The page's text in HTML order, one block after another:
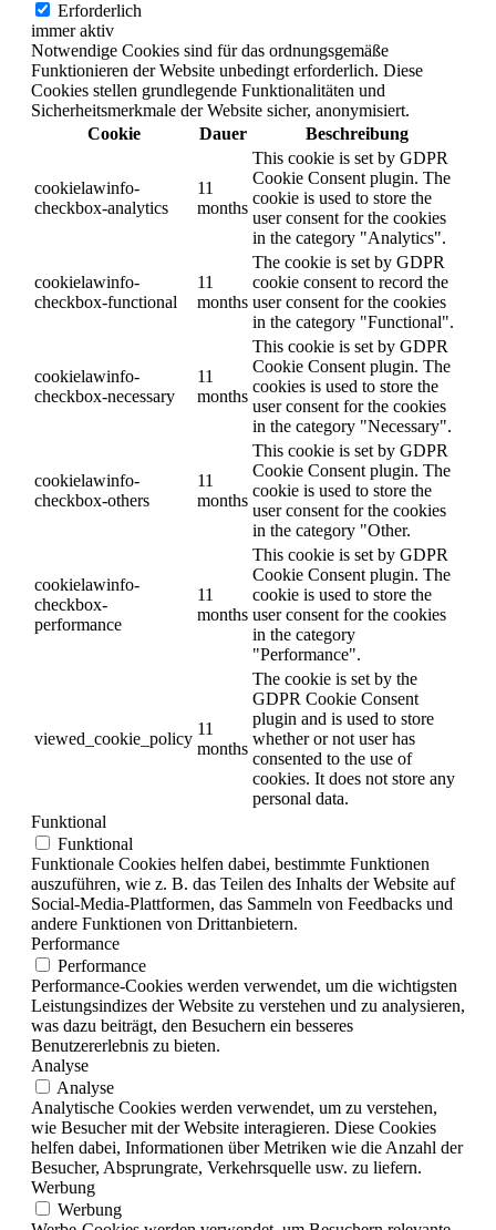
Erforderlich
immer aktiv
Notwendige Cookies sind für das ordnungsgemäße
Funktionieren der Website unbedingt erforderlich. Diese
Cookies stellen grundlegende Funktionalitäten und
Sicherheitsmerkmale der Website sicher, anonymisiert.
Cookie
Dauer Beschreibung
cookielawinfo-
checkbox-analytics
11
months
This cookie is set by GDPR
Cookie Consent plugin. The
cookie is used to store the
user consent for the cookies
in the category "Analytics".
cookielawinfo-
checkbox-functional
11
months
The cookie is set by GDPR
cookie consent to record the
user consent for the cookies
in the category "Functional".
cookielawinfo-
checkbox-necessary
11
months
This cookie is set by GDPR
Cookie Consent plugin. The
cookies is used to store the
user consent for the cookies
in the category "Necessary".
cookielawinfo-
checkbox-others
11
months
This cookie is set by GDPR
Cookie Consent plugin. The
cookie is used to store the
user consent for the cookies
in the category "Other.
cookielawinfo-
checkbox-
performance
11
months
This cookie is set by GDPR
Cookie Consent plugin. The
cookie is used to store the
user consent for the cookies
in the category
"Performance".
viewed_cookie_policy
11
months
The cookie is set by the
GDPR Cookie Consent
plugin and is used to store
whether or not user has
consented to the use of
cookies. It does not store any
personal data.
Funktional
Funktional
Funktionale Cookies helfen dabei, bestimmte Funktionen
auszuführen, wie z. B. das Teilen des Inhalts der Website auf
Social-Media-Plattformen, das Sammeln von Feedbacks und
andere Funktionen von Drittanbietern.
Performance
Performance
Performance-Cookies werden verwendet, um die wichtigsten
Leistungsindizes der Website zu verstehen und zu analysieren,
was dazu beiträgt, den Besuchern ein besseres
Benutzererlebnis zu bieten.
Analyse
Analyse
Analytische Cookies werden verwendet, um zu verstehen,
wie Besucher mit der Website interagieren. Diese Cookies
helfen dabei, Informationen über Metriken wie die Anzahl der
Besucher, Absprungrate, Verkehrsquelle usw. zu liefern.
Werbung
Werbung